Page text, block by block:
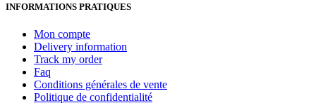
INFORMATIONS PRATIQUES
Mon compte
Delivery information
Track my order
Faq
Conditions générales de vente
Politique de confidentialité